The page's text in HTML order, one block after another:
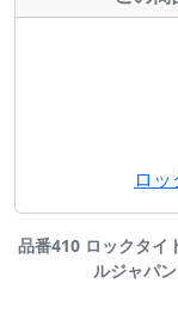
ロ
品番410 ロックタイ
ルジャパ